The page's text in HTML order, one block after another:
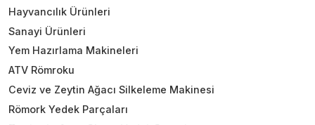
Hayvancılık Ürünleri
Sanayi Ürünleri
Yem Hazırlama Makineleri
ATV Römroku
Ceviz ve Zeytin Ağacı Silkeleme Makinesi
Römork Yedek Parçaları